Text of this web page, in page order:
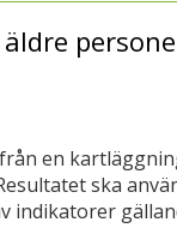
en
ska
indikatorer